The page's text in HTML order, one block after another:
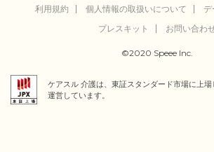
利用規約
個人情報の取扱いについて
プレスキット
お問い合わ
©2020 Speee Inc.
ケアスル 介護は、東証スタンダード市場に上
運営しています。